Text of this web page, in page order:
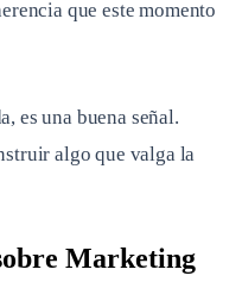
que este momento
es una buena señal.
algo que valga la
Marketing